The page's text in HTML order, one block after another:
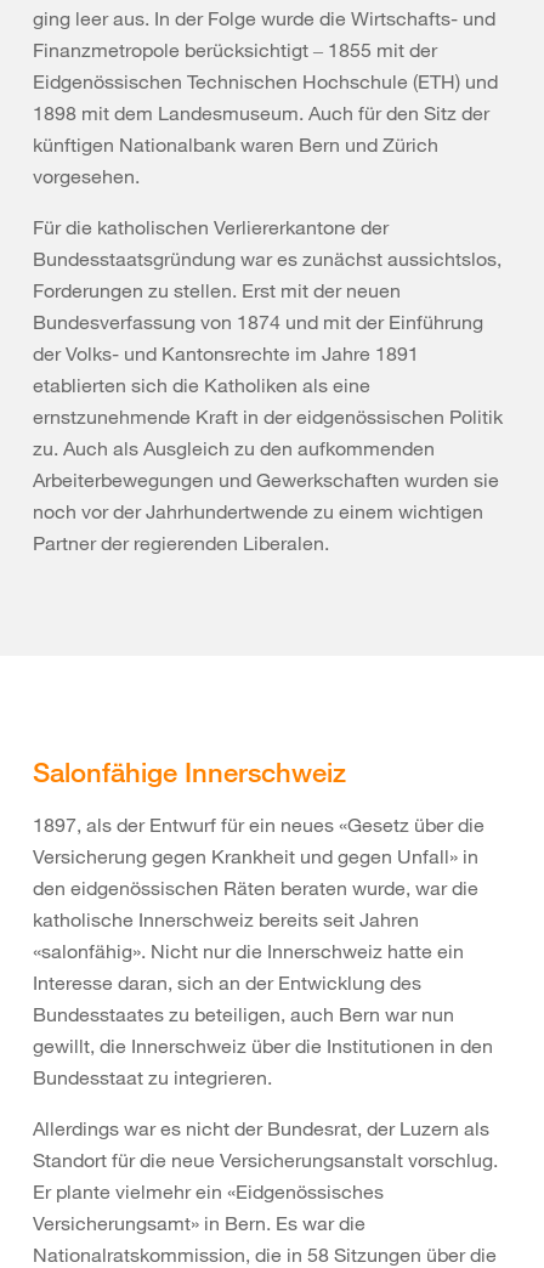
ging leer aus. In der Folge wurde die Wirtschafts- und
Finanzmetropole berücksichtigt ‒ 1855 mit der
Eidgenössischen Technischen Hochschule (ETH) und
1898 mit dem Landesmuseum. Auch für den Sitz der
künftigen Nationalbank waren Bern und Zürich
vorgesehen.
Für die katholischen Verliererkantone der
Bundesstaatsgründung war es zunächst aussichtslos,
Forderungen zu stellen. Erst mit der neuen
Bundesverfassung von 1874 und mit der Einführung
der Volks- und Kantonsrechte im Jahre 1891
etablierten sich die Katholiken als eine
ernstzunehmende Kraft in der eidgenössischen Politik
zu. Auch als Ausgleich zu den aufkommenden
Arbeiterbewegungen und Gewerkschaften wurden sie
noch vor der Jahrhundertwende zu einem wichtigen
Partner der regierenden Liberalen.
Salonfähige Innerschweiz
1897, als der Entwurf für ein neues «Gesetz über die
Versicherung gegen Krankheit und gegen Unfall» in
den eidgenössischen Räten beraten wurde, war die
katholische Innerschweiz bereits seit Jahren
«salonfähig». Nicht nur die Innerschweiz hatte ein
Interesse daran, sich an der Entwicklung des
Bundesstaates zu beteiligen, auch Bern war nun
gewillt, die Innerschweiz über die Institutionen in den
Bundesstaat zu integrieren.
Allerdings war es nicht der Bundesrat, der Luzern als
Standort für die neue Versicherungsanstalt vorschlug.
Er plante vielmehr ein «Eidgenössisches
Versicherungsamt» in Bern. Es war die
Nationalratskommission, die in 58 Sitzungen über die